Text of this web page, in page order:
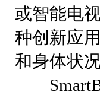
或智能电
种创新应
和身体状